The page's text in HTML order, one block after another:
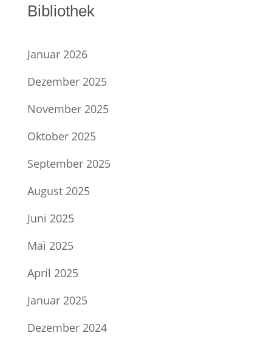
Bibliothek
Januar 2026
Dezember 2025
November 2025
Oktober 2025
September 2025
August 2025
Juni 2025
Mai 2025
April 2025
Januar 2025
Dezember 2024